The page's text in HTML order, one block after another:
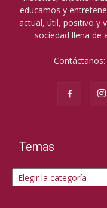
educamos y
actual, útil, positivo y
sociedad llena de
Contáctanos:
Temas
Temas